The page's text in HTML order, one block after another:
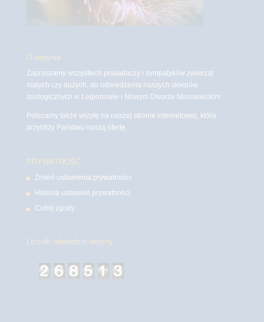
O witrynie
Zapraszamy wszystkich posiadaczy i sympatyków zwierząt
małych czy dużych, do odwiedzenia naszych sklepów
zoologicznych w Legionowie i Nowym Dworze Mazowieckim
Polecamy także wizytę na naszej stronie internetowej, która
przybliży Państwu naszą ofertę.
PRYWATNOŚĆ
Zmień ustawienia prywatności
Historia ustawień prywatności
Cofnij zgody
Licznik odwiedzin witryny